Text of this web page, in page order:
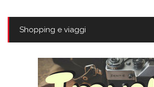
Shopping e viaggi